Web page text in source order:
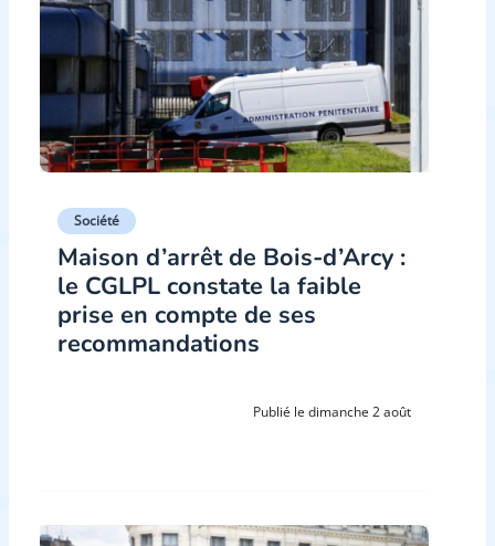
Société
Maison d’arrêt de Bois-d’Arcy :
le CGLPL constate la faible
prise en compte de ses
recommandations
Publié le dimanche 2 août